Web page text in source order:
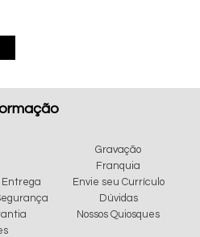
Entrega
Gravação
Franquia
Envie seu Currículo
Dúvidas
Nossos Quiosques